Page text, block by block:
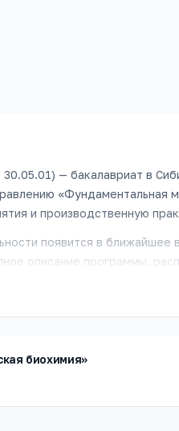
30.05.01) — бакалавриат в
«Фундаментальная
и производственную
появится в
описание программы,
биохимия»